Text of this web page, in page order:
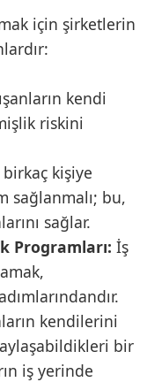
için şirketlerin
kendi
riskini
birkaç kişiye
sağlanmalı; bu,
sağlar.
Programları: İş
kendilerini
bir
iş yerinde